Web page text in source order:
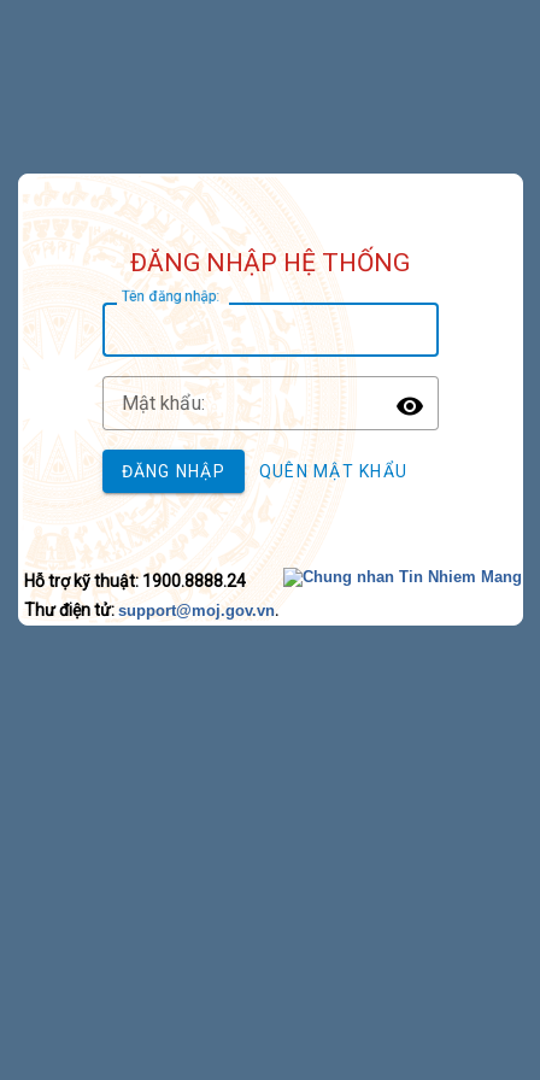
ĐĂNG NHẬP HỆ THỐNG
Tên đăng nhập:
Mật khẩu:
Toggle
ĐĂNG NHẬP QUÊN MẬT KHẨU
Hỗ trợ kỹ thuật: 1900.8888.24
Thư điện tử: support@moj.gov.vn.